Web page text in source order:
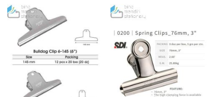
TO
WISH
LIST
TO
COMPARE
TO
WISH
LIST
COMPARE